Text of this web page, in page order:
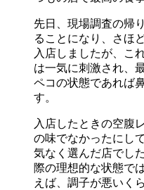
先日、現場調査の帰
ることになり、さほ
入店しましたが、こ
は一気に刺激され、
ペコの状態であれば
す。
入店したときの空腹
の味でなかったにし
気なく選んだ店でし
際の理想的な状態で
えば、調子が悪いく